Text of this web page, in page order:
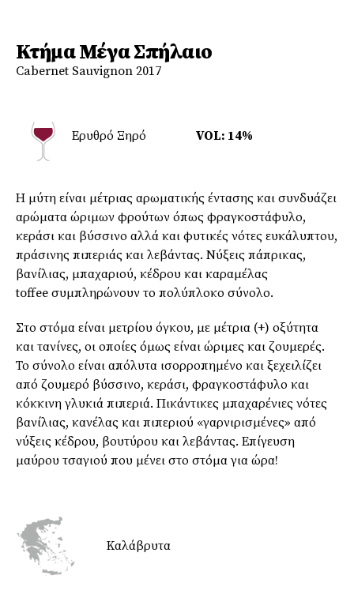
Κτήμα Μέγα Σπήλαιο
Cabernet Sauvignon 2017
Ερυθρό Ξηρό VOL: 14%
Η μύτη είναι μέτριας αρωματικής έντασης και συνδυάζει
αρώματα ώριμων φρούτων όπως φραγκοστάφυλο,
κεράσι και βύσσινο αλλά και φυτικές νότες ευκάλυπτου,
πράσινης πιπεριάς και λεβάντας. Νύξεις πάπρικας,
βανίλιας, μπαχαριού, κέδρου και καραμέλας
toffee συμπληρώνουν το πολύπλοκο σύνολο.
Στο στόμα είναι μετρίου όγκου, με μέτρια (+) οξύτητα
και τανίνες, οι οποίες όμως είναι ώριμες και ζουμερές.
Το σύνολο είναι απόλυτα ισορροπημένο και ξεχειλίζει
από ζουμερό βύσσινο, κεράσι, φραγκοστάφυλο και
κόκκινη γλυκιά πιπεριά. Πικάντικες μπαχαρένιες νότες
βανίλιας, κανέλας και πιπεριού «γαρνιρισμένες» από
νύξεις κέδρου, βουτύρου και λεβάντας. Επίγευση
μαύρου τσαγιού που μένει στο στόμα για ώρα!
Καλάβρυτα